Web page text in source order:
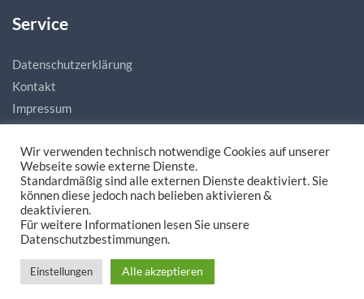
Service
Datenschutzerklärung
Kontakt
Impressum
Made with love bynatias.de - Digitale Mediengestaltung
Wir verwenden technisch notwendige Cookies auf unserer
Webseite sowie externe Dienste.
Standardmäßig sind alle externen Dienste deaktiviert. Sie
können diese jedoch nach belieben aktivieren &
deaktivieren.
Für weitere Informationen lesen Sie unsere
Datenschutzbestimmungen.
Einstellungen Alle akzeptieren